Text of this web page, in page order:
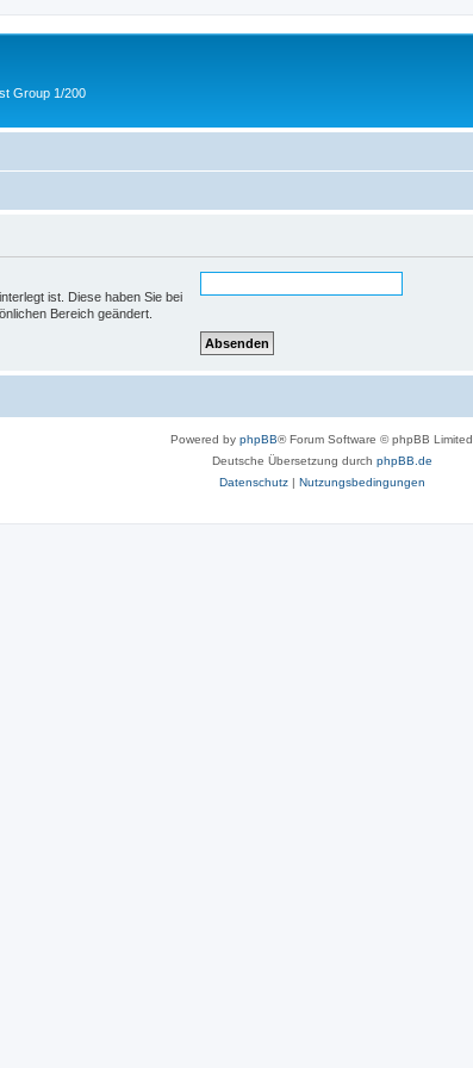
Group 1/200
ist. Diese haben Sie bei
Bereich geändert.
Powered by phpBB® Forum Software © phpBB Limited
Deutsche Übersetzung durch phpBB.de
Datenschutz| Nutzungsbedingungen